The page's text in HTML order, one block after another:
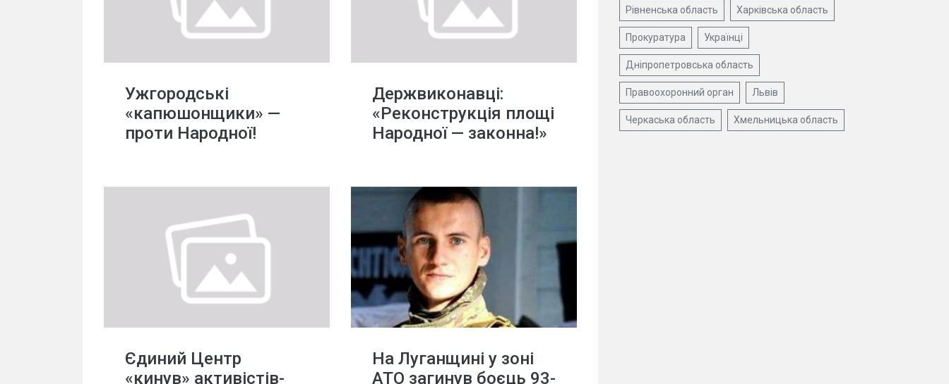
Ужгородські
«капюшонщики» —
проти Народної!
Держвиконавці:
«Реконструкція площі
Народної — законна!»
Єдиний Центр
«кинув» активістів-
На Луганщині у зоні
АТО загинув боєць 93-
Рівненська область Харківська область
Прокуратура Українці
Дніпропетровська область
Правоохоронний орган Львів
Черкаська область Хмельницька область